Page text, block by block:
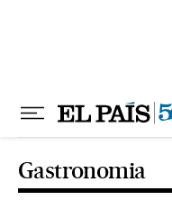
Gastronomia